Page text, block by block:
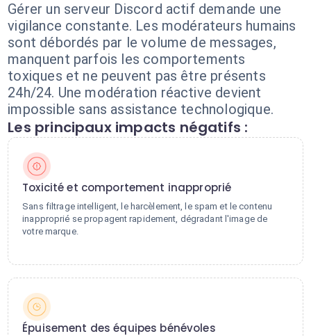
Gérer un serveur Discord actif demande une
vigilance constante. Les modérateurs humains
sont débordés par le volume de messages,
manquent parfois les comportements
toxiques et ne peuvent pas être présents
24h/24. Une modération réactive devient
impossible sans assistance technologique.
Les principaux impacts négatifs :
Toxicité et comportement inapproprié
Sans filtrage intelligent, le harcèlement, le spam et le contenu
inapproprié se propagent rapidement, dégradant l'image de
votre marque.
Épuisement des équipes bénévoles